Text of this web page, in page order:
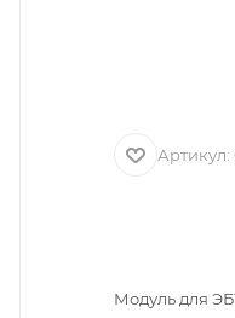
Артикул:
Модуль для